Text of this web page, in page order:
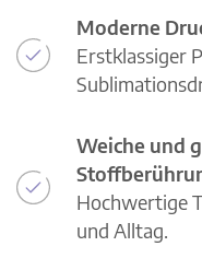
Moderne
Erstklassiger
Weiche und
Hochwertige
und Alltag.